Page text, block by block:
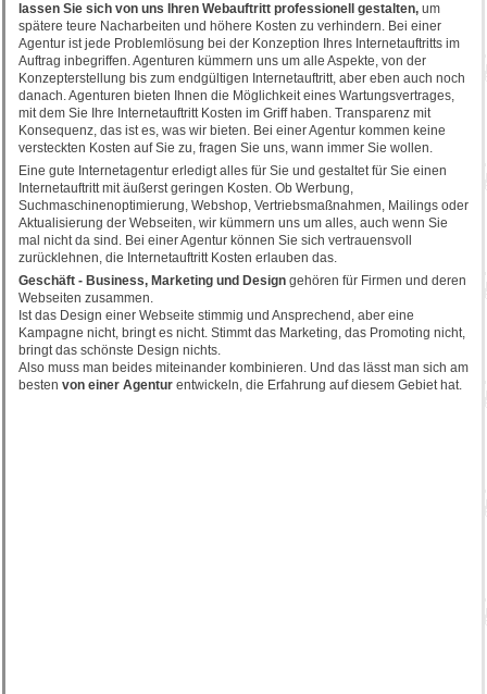
lassen Sie sich von uns Ihren Webauftritt professionell gestalten, um
spätere teure Nacharbeiten und höhere Kosten zu verhindern. Bei einer
Agentur ist jede Problemlösung bei der Konzeption Ihres Internetauftritts im
Auftrag inbegriffen. Agenturen kümmern uns um alle Aspekte, von der
Konzepterstellung bis zum endgültigen Internetauftritt, aber eben auch noch
danach. Agenturen bieten Ihnen die Möglichkeit eines Wartungsvertrages,
mit dem Sie Ihre Internetauftritt Kosten im Griff haben. Transparenz mit
Konsequenz, das ist es, was wir bieten. Bei einer Agentur kommen keine
versteckten Kosten auf Sie zu, fragen Sie uns, wann immer Sie wollen.
Eine gute Internetagentur erledigt alles für Sie und gestaltet für Sie einen
Internetauftritt mit äußerst geringen Kosten. Ob Werbung,
Suchmaschinenoptimierung, Webshop, Vertriebsmaßnahmen, Mailings oder
Aktualisierung der Webseiten, wir kümmern uns um alles, auch wenn Sie
mal nicht da sind. Bei einer Agentur können Sie sich vertrauensvoll
zurücklehnen, die Internetauftritt Kosten erlauben das.
Geschäft - Business, Marketing und Design gehören für Firmen und deren
Webseiten zusammen.
Ist das Design einer Webseite stimmig und Ansprechend, aber eine
Kampagne nicht, bringt es nicht. Stimmt das Marketing, das Promoting nicht,
bringt das schönste Design nichts.
Also muss man beides miteinander kombinieren. Und das lässt man sich am
besten von einer Agentur entwickeln, die Erfahrung auf diesem Gebiet hat.